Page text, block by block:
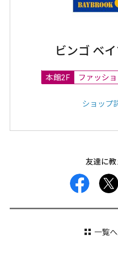
ビンゴ ベ
本館2F ファッシ
ショップ
友達に教
facebook
一覧